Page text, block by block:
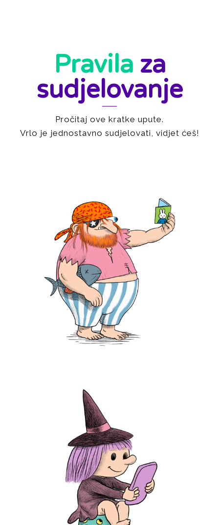
Pravila za
sudjelovanje
Pročitaj ove kratke upute.
Vrlo je jednostavno sudjelovati, vidjet ćeš!